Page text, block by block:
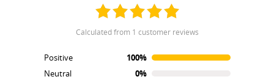
calculated from 1 customer reviews
Positive
100%
Neutral
0%